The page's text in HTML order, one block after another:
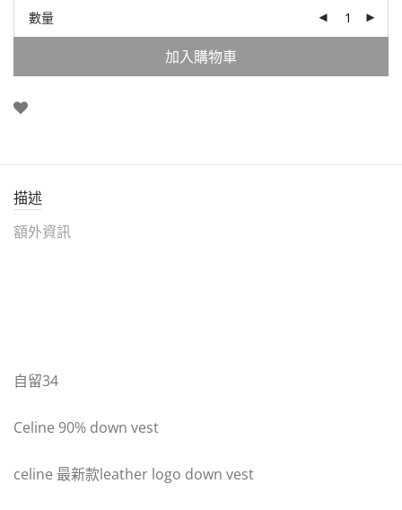
數量
加入購物車
描述
額外資訊
自留34
Celine 90% down vest
celine 最新款leather logo down vest